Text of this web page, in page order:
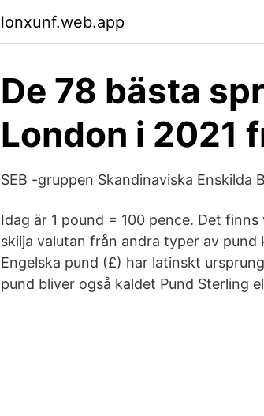
lonxunf.web.app
De 78 bästa
London i 2021
SEB -gruppen Skandinaviska Enskilda
Idag är 1 pound = 100 pence. Det
skilja valutan från andra typer av pund
Engelska pund (£) har latinskt
pund bliver også kaldet Pund Sterling